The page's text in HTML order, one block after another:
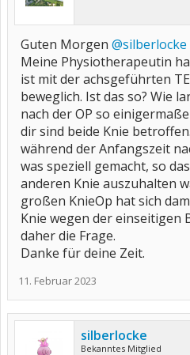
Guten Morgen @silberlocke
Meine Physiotherapeutin
ist mit der achsgeführten
beweglich. Ist das so? Wie
nach der OP so
dir sind beide Knie
während der Anfangszeit
was speziell gemacht, so
anderen Knie auszuhalten
großen KnieOp hat sich
Knie wegen der einseitigen
daher die Frage.
Danke für deine Zeit.
11. Februar 2023
silberlocke
Bekanntes Mitglied